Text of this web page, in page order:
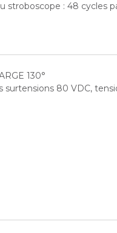
stroboscope : 48 cycles
130°
80 VDC,